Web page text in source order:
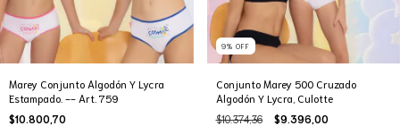
Marey Conjunto Algodón Y Lycra
Estampado. -- Art. 759
$10.800,70
9% OFF
Conjunto Marey 500 Cruzado
Algodón Y Lycra, Culotte
$10.374,36 $9.396,00